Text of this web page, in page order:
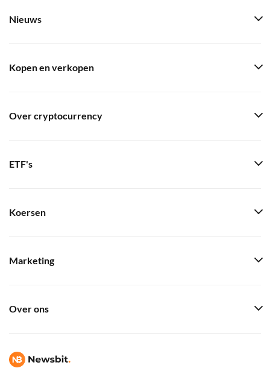
Nieuws
Kopen en verkopen
Over cryptocurrency
ETF's
Koersen
Marketing
Over ons